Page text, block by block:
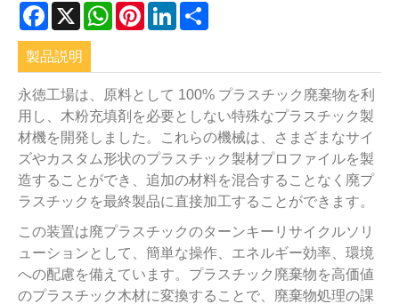
Facebook
X WhatsApp
PinterestLinkedIn
製品説明
永徳工場は、原料として 100% プラスチック廃棄物を利
用し、木粉充填剤を必要としない特殊なプラスチック製
材機を開発しました。これらの機械は、さまざまなサイ
ズやカスタム形状のプラスチック製材プロファイルを製
造することができ、追加の材料を混合することなく廃プ
ラスチックを最終製品に直接加工することができます。
この装置は廃プラスチックのターンキーリサイクルソリ
ューションとして、簡単な操作、エネルギー効率、環境
への配慮を備えています。プラスチック廃棄物を高価値
のプラスチック木材に変換することで、廃棄物処理の課